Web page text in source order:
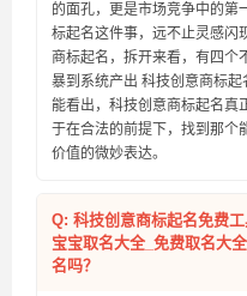
的面孔，更是市场竞争中的第
标起名这件事，远不止灵感闪
商标起名，拆开来看，有四个
暴到系统产出 科技创意商标
能看出，科技创意商标起名真
于在合法的前提下，找到那个
价值的微妙表达。
Q: 科技创意商标起名免费工
宝宝取名大全_免费取名大
名吗？